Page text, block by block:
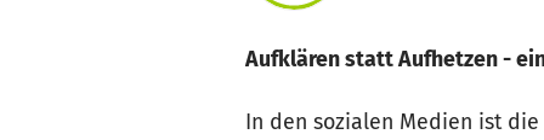
Aufklären statt Aufhetzen - ein
In den sozialen Medien ist